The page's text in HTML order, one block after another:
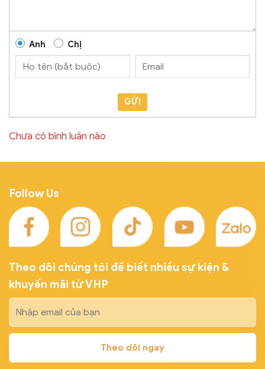
Anh Chị
GỬI
Chưa có bình luận nào
Follow Us
Theo dõi chúng tôi để biết nhiều sự kiện &
khuyến mãi từ VHP